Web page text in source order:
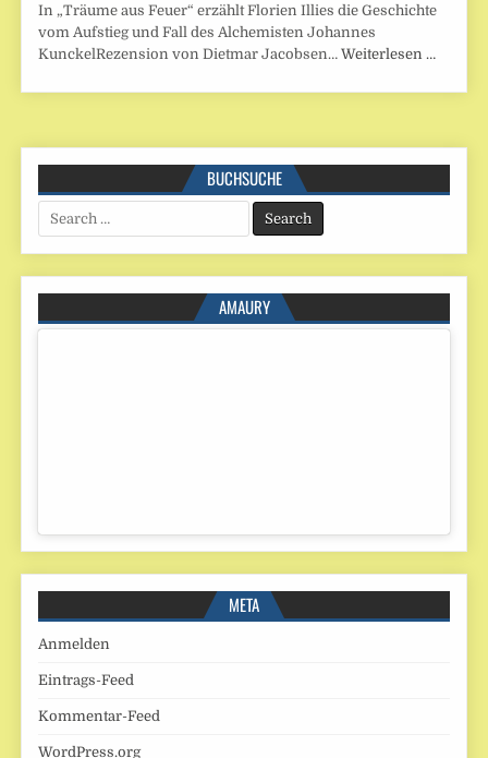
In „Träume aus Feuer“ erzählt Florien Illies die Geschichte
vom Aufstieg und Fall des Alchemisten Johannes
KunckelRezension von Dietmar Jacobsen…Weiterlesen …
BUCHSUCHE
Search
for:
AMAURY
META
Anmelden
Eintrags-Feed
Kommentar-Feed
WordPress.org